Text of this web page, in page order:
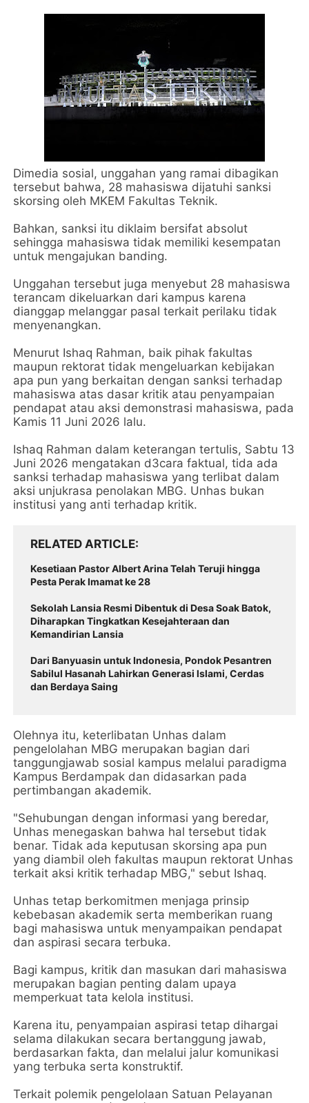
Dimedia sosial, unggahan yang ramai dibagikan
tersebut bahwa, 28 mahasiswa dijatuhi sanksi
skorsing oleh MKEM Fakultas Teknik.
Bahkan, sanksi itu diklaim bersifat absolut
sehingga mahasiswa tidak memiliki kesempatan
untuk mengajukan banding.
Unggahan tersebut juga menyebut 28 mahasiswa
terancam dikeluarkan dari kampus karena
dianggap melanggar pasal terkait perilaku tidak
menyenangkan.
Menurut Ishaq Rahman, baik pihak fakultas
maupun rektorat tidak mengeluarkan kebijakan
apa pun yang berkaitan dengan sanksi terhadap
mahasiswa atas dasar kritik atau penyampaian
pendapat atau aksi demonstrasi mahasiswa, pada
Kamis 11 Juni 2026 lalu.
Ishaq Rahman dalam keterangan tertulis, Sabtu 13
Juni 2026 mengatakan d3cara faktual, tida ada
sanksi terhadap mahasiswa yang terlibat dalam
aksi unjukrasa penolakan MBG. Unhas bukan
institusi yang anti terhadap kritik.
RELATED ARTICLE
Kesetiaan Pastor Albert Arina Telah Teruji hingga
Pesta Perak Imamat ke 28
Sekolah Lansia Resmi Dibentuk di Desa Soak Batok,
Diharapkan Tingkatkan Kesejahteraan dan
Kemandirian Lansia
Dari Banyuasin untuk Indonesia, Pondok Pesantren
Sabilul Hasanah Lahirkan Generasi lslami, Cerdas
dan Berdaya Saing
Olehnya itu, keterlibatan Unhas dalam
pengelolahan MBG merupakan bagian dari
tanggungjawab sosial kampus melalui paradigma
Kampus Berdampak dan didasarkan pada
pertimbangan akademik.
"Sehubungan dengan informasi yang beredar,
Unhas menegaskan bahwa hal tersebut tidak
benar. Tidak ada keputusan skorsing apa pun
yang diambil oleh fakultas maupun rektorat Unhas
terkait aksi kritik terhadap MBG," sebut Ishaq.
Unhas tetap berkomitmen menjaga prinsip
kebebasan akademik serta memberikan ruang
bagi mahasiswa untuk menyampaikan pendapat
dan aspirasi secara terbuka.
Bagi kampus, kritik dan masukan dari mahasiswa
merupakan bagian penting dalam upaya
memperkuat tata kelola institusi.
Karena itu, penyampaian aspirasi tetap dihargai
selama dilakukan secara bertanggung jawab,
berdasarkan fakta, dan melalui jalur komunikasi
yang terbuka serta konstruktif.
Terkait polemik pengelolaan Satuan Pelayanan